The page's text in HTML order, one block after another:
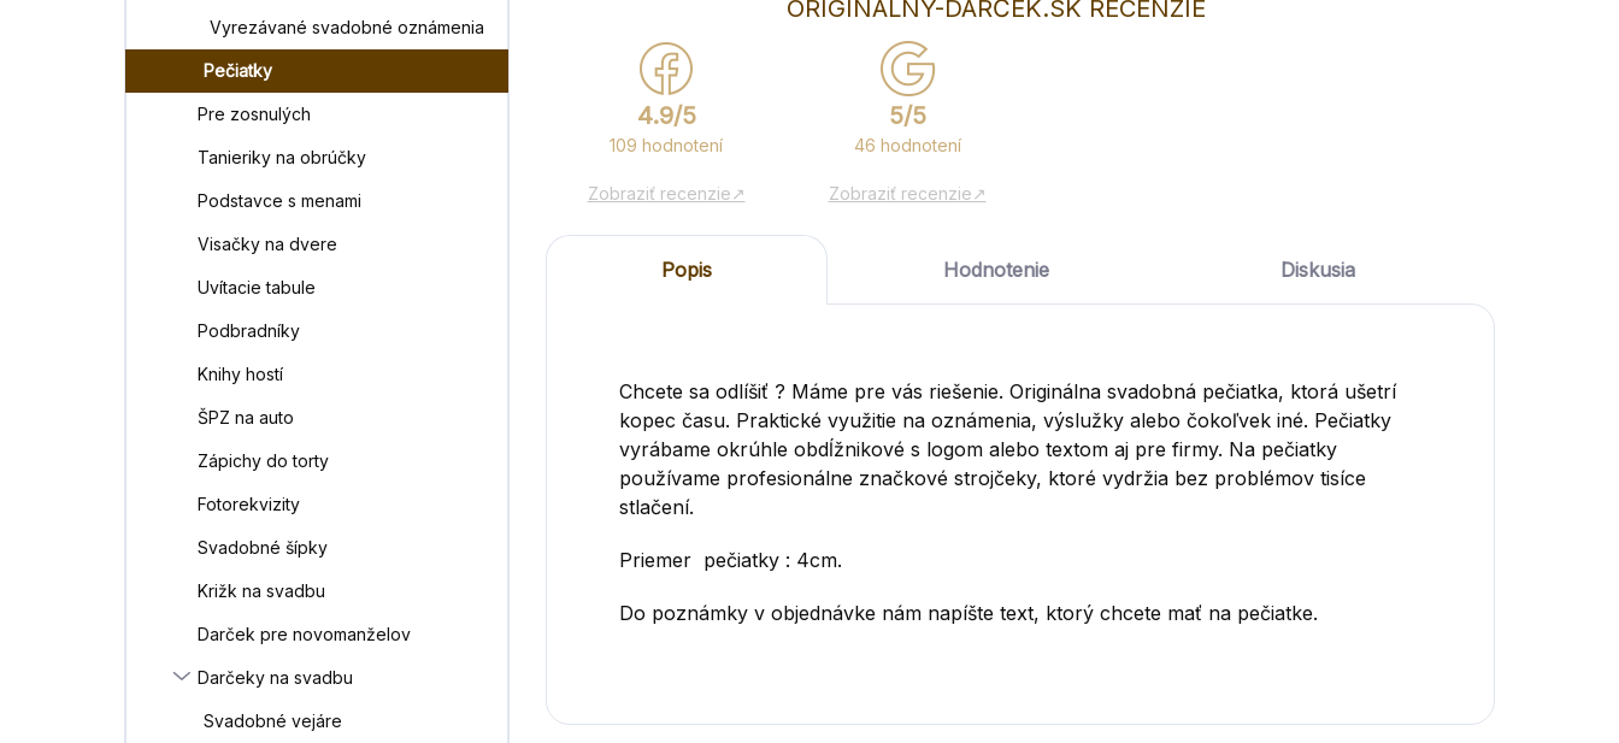
Vyrezávané svadobné oznámenia
Pečiatky
Pre zosnulých
Tanieriky na obrúčky
Podstavce s menami
Visačky na dvere
Uvítacie tabule
Podbradníky
Knihy hostí
ŠPZ na auto
Zápichy do torty
Fotorekvizity
Svadobné šípky
Križk na svadbu
Darček pre novomanželov
Darčeky na svadbu
Svadobné vejáre
ORIGINÁLNY-DARČEK.SK RECENZIE
4.9/5
109 hodnotení
Zobraziť recenzie↗
5/5
46 hodnotení
Zobraziť recenzie↗
Popis Hodnotenie Diskusia
Chcete sa odlíšiť ? Máme pre vás riešenie. Originálna svadobná pečiatka, ktorá ušetrí
kopec času. Praktické využitie na oznámenia, výslužky alebo čokoľvek iné. Pečiatky
vyrábame okrúhle obdĺžnikové s logom alebo textom aj pre firmy. Na pečiatky
používame profesionálne značkové strojčeky, ktoré vydržia bez problémov tisíce
stlačení.
Priemer pečiatky : 4cm.
Do poznámky v objednávke nám napíšte text, ktorý chcete mať na pečiatke.